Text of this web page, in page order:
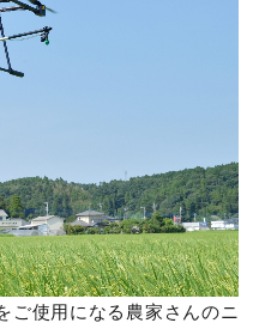
ご使用になる農家さんのニ